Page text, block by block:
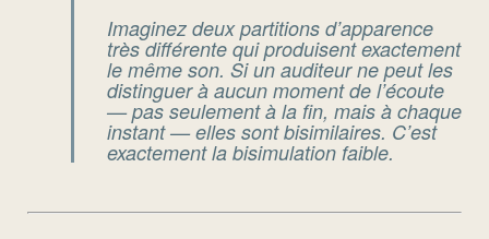
Imaginez deux partitions d’apparence
très différente qui produisent exactement
le même son. Si un auditeur ne peut les
distinguer à aucun moment de l’écoute
— pas seulement à la fin, mais à chaque
instant — elles sont bisimilaires. C’est
exactement la bisimulation faible.